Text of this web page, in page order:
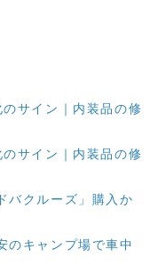
サイン｜内装品の修
サイン｜内装品の修
バクルーズ」購入か
のキャンプ場で車中